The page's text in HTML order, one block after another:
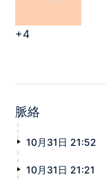
+4
脈絡
10月31日 21:52
10月31日 21:21